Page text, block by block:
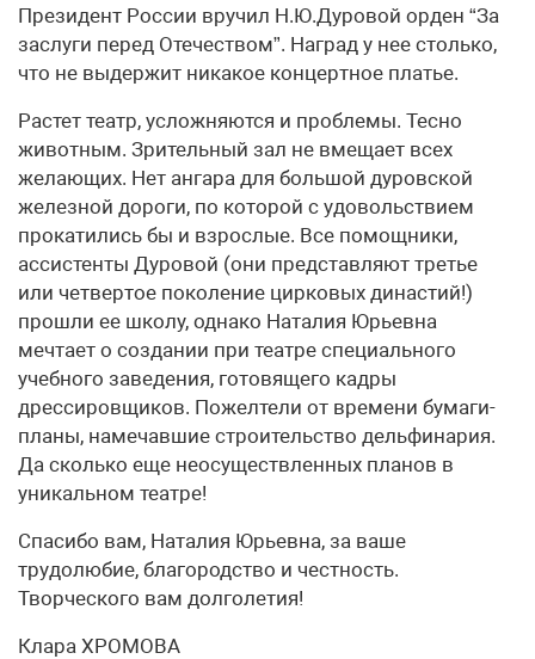
Президент России вручил Н.Ю.Дуровой орден “За
заслуги перед Отечеством”. Наград у нее столько,
что не выдержит никакое концертное платье.
Растет театр, усложняются и проблемы. Тесно
животным. Зрительный зал не вмещает всех
желающих. Нет ангара для большой дуровской
железной дороги, по которой с удовольствием
прокатились бы и взрослые. Все помощники,
ассистенты Дуровой (они представляют третье
или четвертое поколение цирковых династий!)
прошли ее школу, однако Наталия Юрьевна
мечтает о создании при театре специального
учебного заведения, готовящего кадры
дрессировщиков. Пожелтели от времени бумаги-
планы, намечавшие строительство дельфинария.
Да сколько еще неосуществленных планов в
уникальном театре!
Спасибо вам, Наталия Юрьевна, за ваше
трудолюбие, благородство и честность.
Творческого вам долголетия!
Клара ХРОМОВА